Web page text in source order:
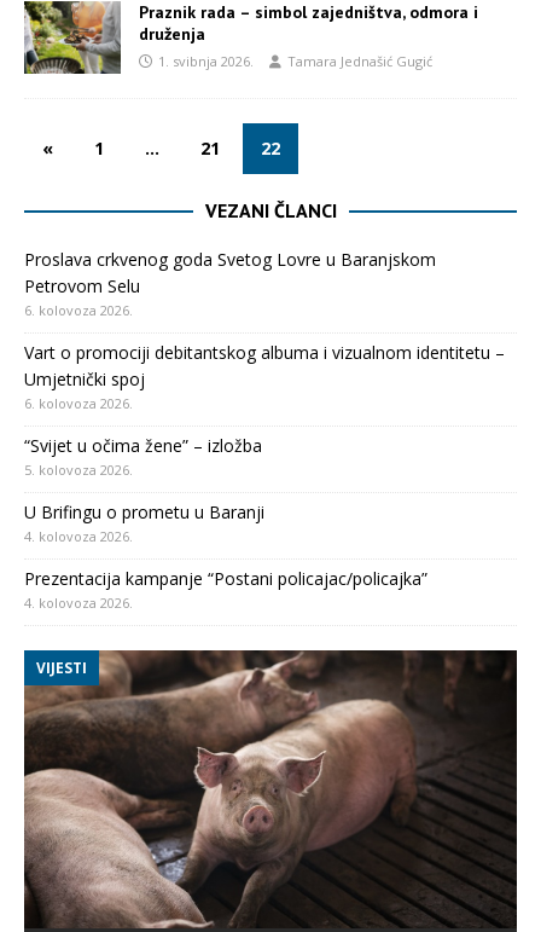
Praznik rada – simbol zajedništva, odmora i
druženja
1. svibnja 2026. Tamara Jednašić Gugić
« 1 … 21 22
VEZANI ČLANCI
Proslava crkvenog goda Svetog Lovre u Baranjskom
Petrovom Selu
6. kolovoza 2026.
Vart o promociji debitantskog albuma i vizualnom identitetu –
Umjetnički spoj
6. kolovoza 2026.
“Svijet u očima žene” – izložba
5. kolovoza 2026.
U Brifingu o prometu u Baranji
4. kolovoza 2026.
Prezentacija kampanje “Postani policajac/policajka”
4. kolovoza 2026.
VIJESTI